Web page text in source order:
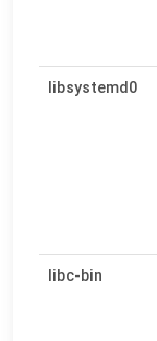
libsystemd0
libc-bin